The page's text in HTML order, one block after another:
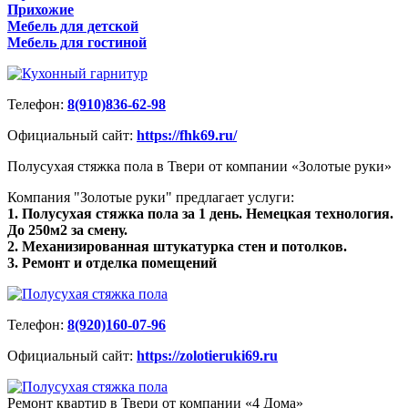
Прихожие
Мебель для детской
Мебель для гостиной
Телефон: 8(910)836-62-98
Официальный сайт: https://fhk69.ru/
Полусухая стяжка пола в Твери от компании «Золотые руки»
Компания "Золотые руки" предлагает услуги:
1. Полусухая стяжка пола за 1 день. Немецкая технология.
До 250м2 за смену.
2. Механизированная штукатурка стен и потолков.
3. Ремонт и отделка помещений
Телефон: 8(920)160-07-96
Официальный сайт: https://zolotieruki69.ru
Ремонт квартир в Твери от компании «4 Дома»